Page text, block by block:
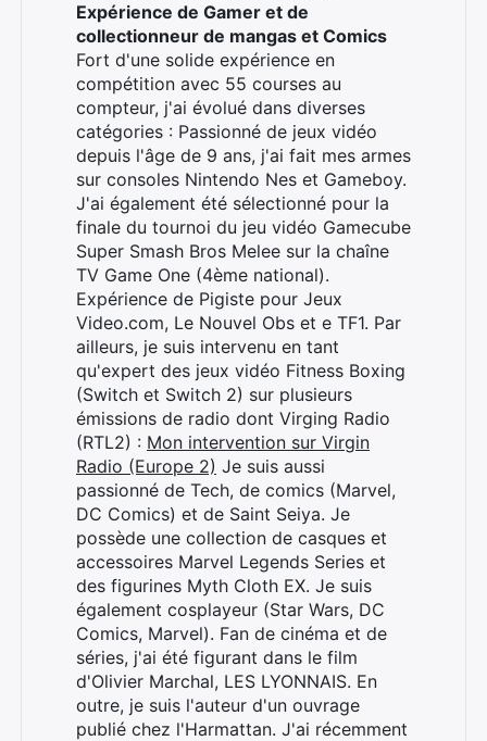
Expérience de Gamer et de
collectionneur de mangas et Comics
Fort d'une solide expérience en
compétition avec 55 courses au
compteur, j'ai évolué dans diverses
catégories : Passionné de jeux vidéo
depuis l'âge de 9 ans, j'ai fait mes armes
sur consoles Nintendo Nes et Gameboy.
J'ai également été sélectionné pour la
finale du tournoi du jeu vidéo Gamecube
Super Smash Bros Melee sur la chaîne
TV Game One (4ème national).
Expérience de Pigiste pour Jeux
Video.com, Le Nouvel Obs et e TF1. Par
ailleurs, je suis intervenu en tant
qu'expert des jeux vidéo Fitness Boxing
(Switch et Switch 2) sur plusieurs
émissions de radio dont Virging Radio
(RTL2) : Mon intervention sur Virgin
Radio (Europe 2) Je suis aussi
passionné de Tech, de comics (Marvel,
DC Comics) et de Saint Seiya. Je
possède une collection de casques et
accessoires Marvel Legends Series et
des figurines Myth Cloth EX. Je suis
également cosplayeur (Star Wars, DC
Comics, Marvel). Fan de cinéma et de
séries, j'ai été figurant dans le film
d'Olivier Marchal, LES LYONNAIS. En
outre, je suis l'auteur d'un ouvrage
publié chez l'Harmattan. J'ai récemment